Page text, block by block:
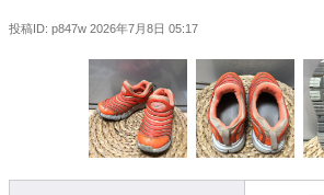
投稿ID: p847w 2026年7月8日 05:17